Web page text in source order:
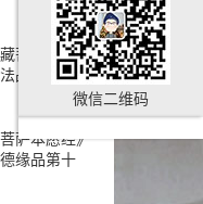
菩萨本愿
品第十一
萨本愿经》
缘品第十
微信二维码